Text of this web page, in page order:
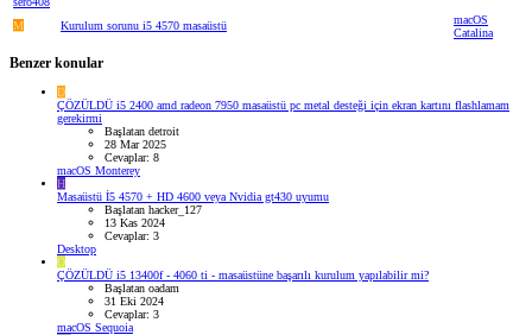
M Kurulum sorunu i5 4570 masaüstü
macOS
Catalina
Benzer konular
D
ÇÖZÜLDÜ i5 2400 amd radeon 7950 masaüstü pc metal desteği için ekran kartını flashlamam
gerekirmi
Başlatan detroit
28 Mar 2025
Cevaplar: 8
macOS Monterey
H
Masaüstü İ5 4570 + HD 4600 veya Nvidia gt430 uyumu
Başlatan hacker_127
13 Kas 2024
Cevaplar: 3
Desktop
O
ÇÖZÜLDÜ i5 13400f - 4060 ti - masaüstüne başarılı kurulum yapılabilir mi?
Başlatan oadam
31 Eki 2024
Cevaplar: 3
macOS Sequoia